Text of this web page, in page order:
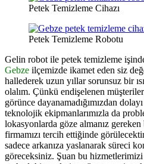
Petek Temizleme Cihazı
Petek Temizleme Robotu
Gelin robot ile petek temizleme
Gebze ilçemizde ikamet eden siz
hallederek uzun yıllar sorunsuz bir
olalım. Çünkü endişelenen
görünce dayanamadığımızdan
teknolojik ekipmanlarımızla da
lokasyonlarda göze almanız
firmamızı tercih ettiğinde
sadece arkanıza yaslanarak süreci
göreceksiniz. Şuan bu